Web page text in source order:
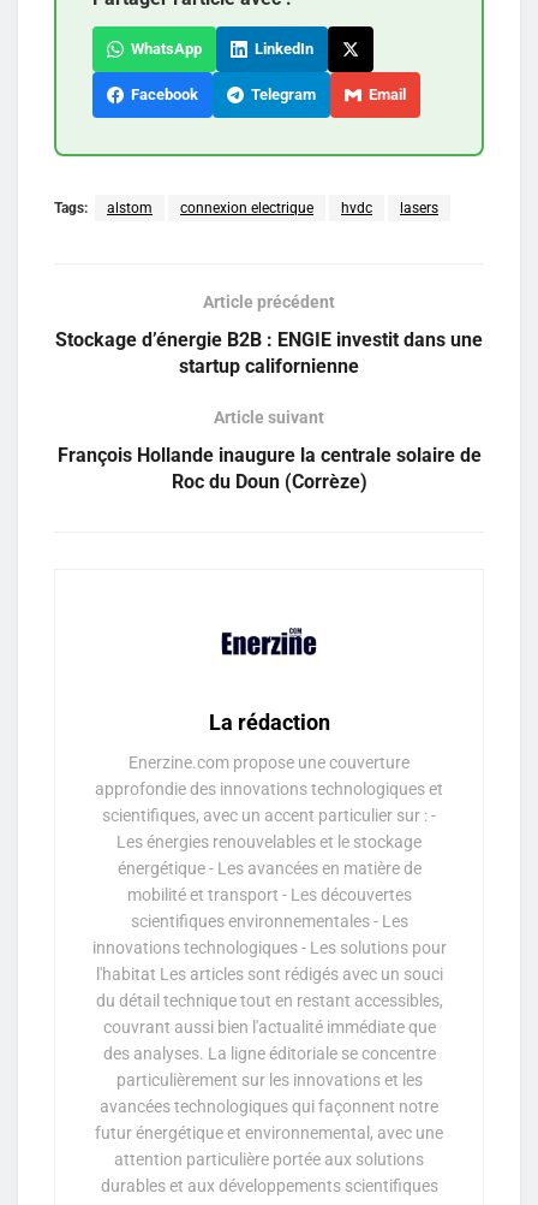
WhatsApp LinkedIn
Facebook Telegram Email
Tags: alstom connexion electrique hvdc lasers
Article précédent
Stockage d’énergie B2B : ENGIE investit dans une
startup californienne
Article suivant
François Hollande inaugure la centrale solaire de
Roc du Doun (Corrèze)
La rédaction
Enerzine.com propose une couverture
approfondie des innovations technologiques et
scientifiques, avec un accent particulier sur : -
Les énergies renouvelables et le stockage
énergétique - Les avancées en matière de
mobilité et transport - Les découvertes
scientifiques environnementales - Les
innovations technologiques - Les solutions pour
l'habitat Les articles sont rédigés avec un souci
du détail technique tout en restant accessibles,
couvrant aussi bien l'actualité immédiate que
des analyses. La ligne éditoriale se concentre
particulièrement sur les innovations et les
avancées technologiques qui façonnent notre
futur énergétique et environnemental, avec une
attention particulière portée aux solutions
durables et aux développements scientifiques